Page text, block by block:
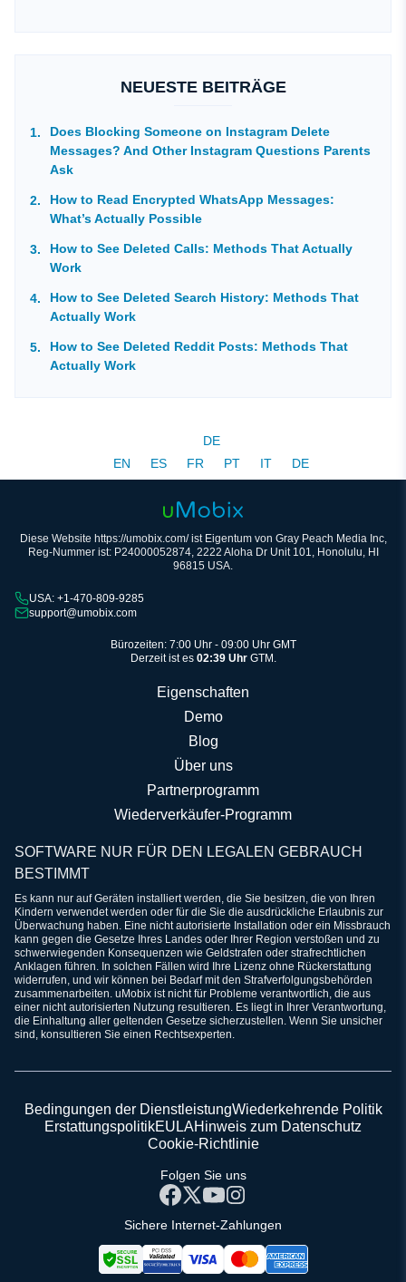
NEUESTE BEITRÄGE
Does Blocking Someone on Instagram Delete
Messages? And Other Instagram Questions Parents
Ask
How to Read Encrypted WhatsApp Messages:
What’s Actually Possible
How to See Deleted Calls: Methods That Actually
Work
How to See Deleted Search History: Methods That
Actually Work
How to See Deleted Reddit Posts: Methods That
Actually Work
DE
EN
ES FR PT IT DE
Diese Website https://umobix.com/ ist Eigentum von Gray Peach Media Inc,
Reg-Nummer ist: P24000052874, 2222 Aloha Dr Unit 101, Honolulu, HI
96815 USA.
USA: +1-470-809-9285
support@umobix.com
Bürozeiten: 7:00 Uhr - 09:00 Uhr GMT
Derzeit ist es 02:39 UhrGTM.
Eigenschaften
Demo
Blog
Über uns
Partnerprogramm
Wiederverkäufer-Programm
SOFTWARE NUR FÜR DEN LEGALEN GEBRAUCH
BESTIMMT
Es kann nur auf Geräten installiert werden, die Sie besitzen, die von Ihren
Kindern verwendet werden oder für die Sie die ausdrückliche Erlaubnis zur
Überwachung haben. Eine nicht autorisierte Installation oder ein Missbrauch
kann gegen die Gesetze Ihres Landes oder Ihrer Region verstoßen und zu
schwerwiegenden Konsequenzen wie Geldstrafen oder strafrechtlichen
Anklagen führen. In solchen Fällen wird Ihre Lizenz ohne Rückerstattung
widerrufen, und wir können bei Bedarf mit den Strafverfolgungsbehörden
zusammenarbeiten. uMobix ist nicht für Probleme verantwortlich, die aus
einer nicht autorisierten Nutzung resultieren. Es liegt in Ihrer Verantwortung,
die Einhaltung aller geltenden Gesetze sicherzustellen. Wenn Sie unsicher
sind, konsultieren Sie einen Rechtsexperten.
Bedingungen der DienstleistungWiederkehrende Politik
ErstattungspolitikEULAHinweis zum Datenschutz
Cookie-Richtlinie
Folgen Sie uns
Sichere Internet-Zahlungen